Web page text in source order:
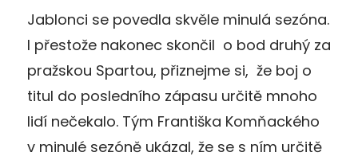
Jablonci se povedla skvěle minulá sezóna.
I přestože nakonec skončil o bod druhý za
pražskou Spartou, přiznejme si, že boj o
titul do posledního zápasu určitě mnoho
lidí nečekalo. Tým Františka Komňackého
v minulé sezóně ukázal, že se s ním určitě